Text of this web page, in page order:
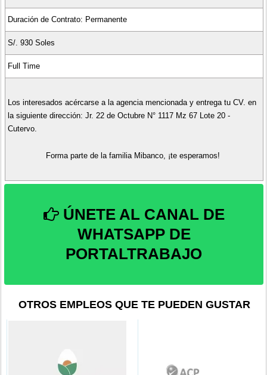
Duración de Contrato: Permanente
S/. 930 Soles
Full Time
Los interesados acércarse a la agencia mencionada y entrega tu CV. en
la siguiente dirección: Jr. 22 de Octubre N° 1117 Mz 67 Lote 20 -
Cutervo.
Forma parte de la familia Mibanco, ¡te esperamos!
ÚNETE AL CANAL DE
WHATSAPP DE
PORTALTRABAJO
OTROS EMPLEOS QUE TE PUEDEN GUSTAR